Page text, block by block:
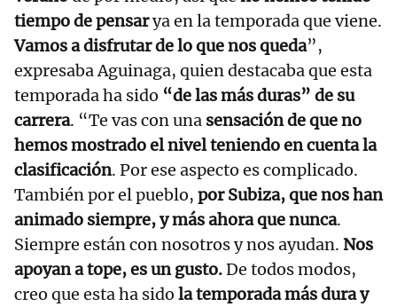
tiempo de pensarya en la temporada que viene.
Vamos a disfrutar de lo que nos queda”,
expresaba Aguinaga, quien destacaba que esta
temporada ha sido “de las más duras” de su
carrera. “Te vas con una sensación de que no
hemos mostrado el nivel teniendo en cuenta la
clasificación. Por ese aspecto es complicado.
También por el pueblo, por Subiza, que nos han
animado siempre, y más ahora que nunca.
Siempre están con nosotros y nos ayudan. Nos
apoyan a tope, es un gusto.De todos modos,
creo que esta ha sido la temporada más dura y